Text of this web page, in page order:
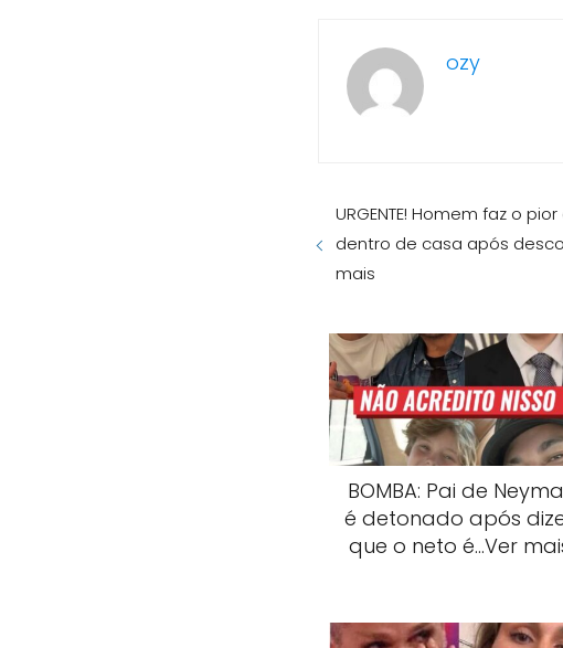
ozy
URGENTE! Homem faz o
dentro de casa após
mais
BOMBA: Pai de
é detonado após
que o neto é…Ver